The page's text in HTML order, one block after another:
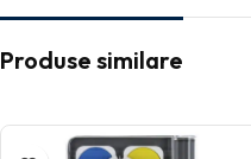
Produse similare